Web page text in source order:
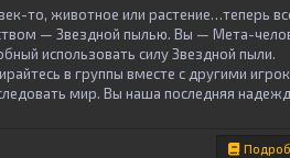
то, животное или растение…теперь
— Звездной пылью. Вы — Мета-
использовать силу Звездной пыли.
в группы вместе с другими
мир. Вы наша последняя